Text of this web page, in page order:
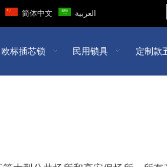
简体中文 العربية
欧标插芯锁 民用锁具 定制款